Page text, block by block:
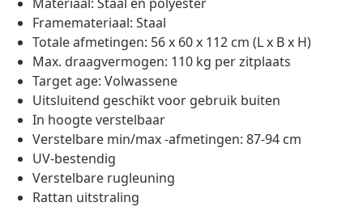
Framemateriaal: Staal
Totale afmetingen: 56 x 60 x 112 cm (L x B x H)
Max. draagvermogen: 110 kg per zitplaats
Target age: Volwassene
Uitsluitend geschikt voor gebruik buiten
In hoogte verstelbaar
Verstelbare min/max -afmetingen: 87-94 cm
UV-bestendig
Verstelbare rugleuning
Rattan uitstraling